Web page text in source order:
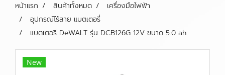
หน้าแรก สินค้าทั้งหมด
เครื่องมือไฟฟ้า
อุปกรณ์ไร้สาย แบตเตอรี่
แบตเตอรี่ DeWALT รุ่น DCB126G 12V ขนาด 5.0 ah
New